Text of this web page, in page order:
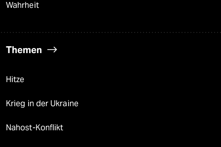
Wahrheit
Themen
Hitze
Krieg in der Ukraine
Nahost-Konflikt